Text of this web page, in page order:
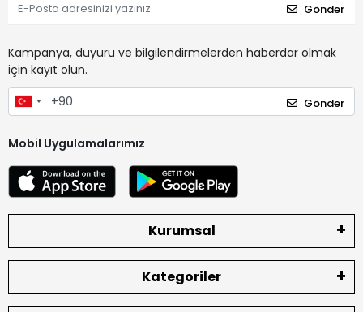
Gönder
Kampanya, duyuru ve bilgilendirmelerden haberdar olmak
için kayıt olun.
Gönder
Mobil Uygulamalarımız
Kurumsal
Kategoriler